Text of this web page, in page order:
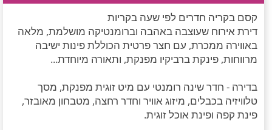
קסם בקריה חדרים לפי שעה בקריות
דירת אירוח שעוצבה באהבה וברומנטיקה מושלמת, מלאה
באווירה ממכרת, עם חצר פרטית הכוללת פינות ישיבה
מרווחות, פינקת ברביקיו מפנקת, ותאורה מיוחדת...
בדירה - חדר שינה רומנטי עם מיט זוגית מפנקת, מסך
טלוויזיה בכבלים, מיזוג אוויר וחדר רחצה, מטבחון מאובזר,
פינת קפה ופינת אוכל זוגית.